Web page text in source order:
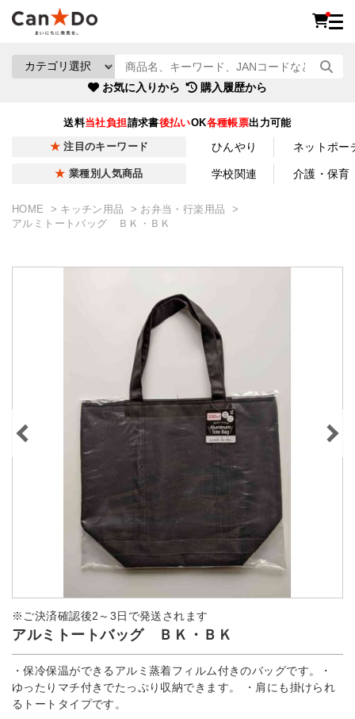
お気に入りから 購入履歴から
送料当社負担請求書後払いOK各種帳票出力可能
注目のキーワード ひんやり ネットポー
業種別人気商品 学校関連 介護・保育
HOME キッチン用品
お弁当・行楽用品
アルミトートバッグ ＢＫ・ＢＫ
※ご決済確認後2～3日で発送されます
アルミトートバッグ ＢＫ・ＢＫ
・保冷保温ができるアルミ蒸着フィルム付きのバッグです。・
ゆったりマチ付きでたっぷり収納できます。 ・肩にも掛けられ
るトートタイプです。